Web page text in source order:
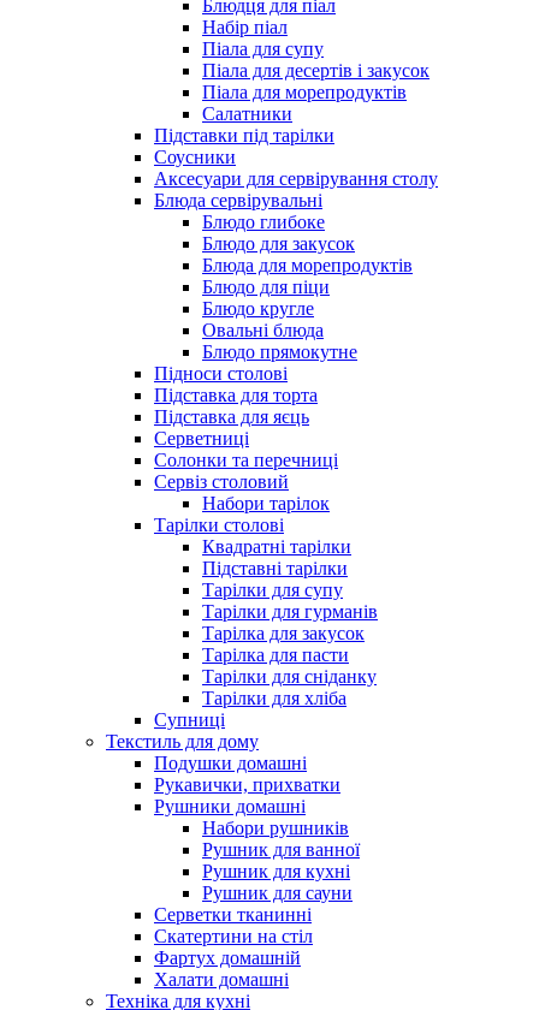
Блюдця для піал
Набір піал
Піала для супу
Піала для десертів і закусок
Піала для морепродуктів
Салатники
Підставки під тарілки
Соусники
Аксесуари для сервірування столу
Блюда сервірувальні
Блюдо глибоке
Блюдо для закусок
Блюда для морепродуктів
Блюдо для піци
Блюдо кругле
Овальні блюда
Блюдо прямокутне
Підноси столові
Підставка для торта
Підставка для яєць
Серветниці
Солонки та перечниці
Сервіз столовий
Набори тарілок
Тарілки столові
Квадратні тарілки
Підставні тарілки
Тарілки для супу
Тарілки для гурманів
Тарілка для закусок
Тарілка для пасти
Тарілки для сніданку
Тарілки для хліба
Супниці
Текстиль для дому
Подушки домашні
Рукавички, прихватки
Рушники домашні
Набори рушників
Рушник для ванної
Рушник для кухні
Рушник для сауни
Серветки тканинні
Скатертини на стіл
Фартух домашній
Халати домашні
Техніка для кухні